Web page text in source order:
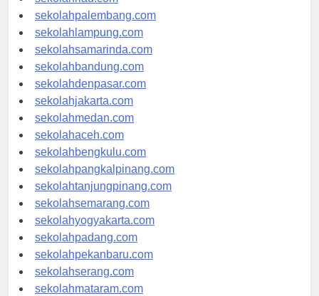
sekolahpalembang.com
sekolahlampung.com
sekolahsamarinda.com
sekolahbandung.com
sekolahdenpasar.com
sekolahjakarta.com
sekolahmedan.com
sekolahaceh.com
sekolahbengkulu.com
sekolahpangkalpinang.com
sekolahtanjungpinang.com
sekolahsemarang.com
sekolahyogyakarta.com
sekolahpadang.com
sekolahpekanbaru.com
sekolahserang.com
sekolahmataram.com